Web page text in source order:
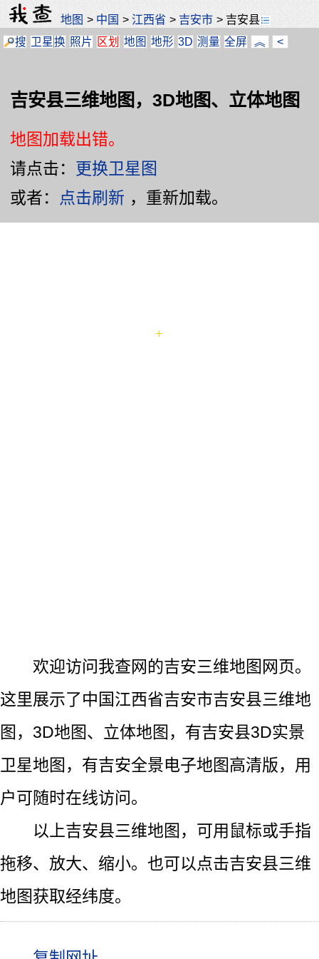
地图 > 中国 > 江西省 > 吉安市 > 吉安县
搜 卫星换 照片 区划 地图 地形 3D 测量 全屏 ︽ <
吉安县三维地图，3D地图、立体地图
地图加载出错。
请点击： 更换卫星图
或者： 点击刷新 ，重新加载。
欢迎访问我查网的吉安三维地图网页。
这里展示了中国江西省吉安市吉安县三维地
图，3D地图、立体地图，有吉安县3D实景
卫星地图，有吉安全景电子地图高清版，用
户可随时在线访问。
以上吉安县三维地图，可用鼠标或手指
拖移、放大、缩小。也可以点击吉安县三维
地图获取经纬度。